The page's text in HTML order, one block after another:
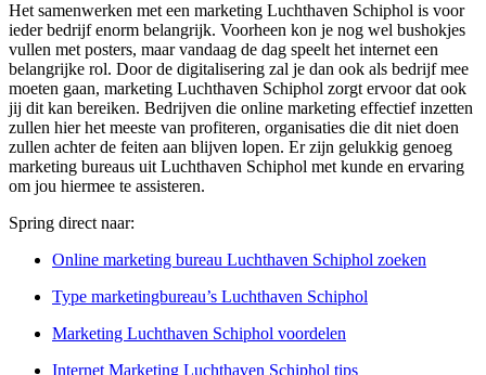
Het samenwerken met een marketing Luchthaven Schiphol is voor
ieder bedrijf enorm belangrijk. Voorheen kon je nog wel bushokjes
vullen met posters, maar vandaag de dag speelt het internet een
belangrijke rol. Door de digitalisering zal je dan ook als bedrijf mee
moeten gaan, marketing Luchthaven Schiphol zorgt ervoor dat ook
jij dit kan bereiken. Bedrijven die online marketing effectief inzetten
zullen hier het meeste van profiteren, organisaties die dit niet doen
zullen achter de feiten aan blijven lopen. Er zijn gelukkig genoeg
marketing bureaus uit Luchthaven Schiphol met kunde en ervaring
om jou hiermee te assisteren.
Spring direct naar:
Online marketing bureau Luchthaven Schiphol zoeken
Type marketingbureau’s Luchthaven Schiphol
Marketing Luchthaven Schiphol voordelen
Internet Marketing Luchthaven Schiphol tips